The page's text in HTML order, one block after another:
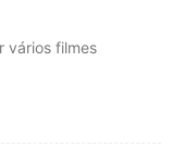
vários filmes